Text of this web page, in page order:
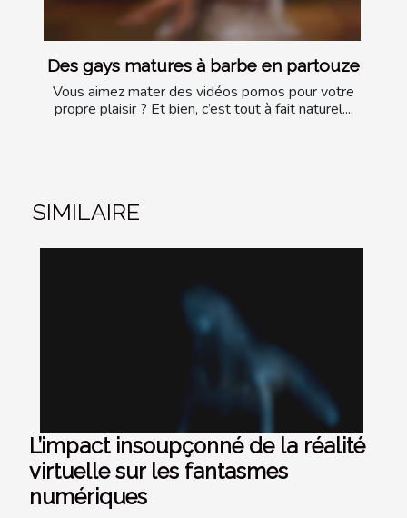
Des gays matures à barbe en partouze
Vous aimez mater des vidéos pornos pour votre
propre plaisir ? Et bien, c’est tout à fait naturel....
SIMILAIRE
L’impact insoupçonné de la réalité
virtuelle sur les fantasmes
numériques